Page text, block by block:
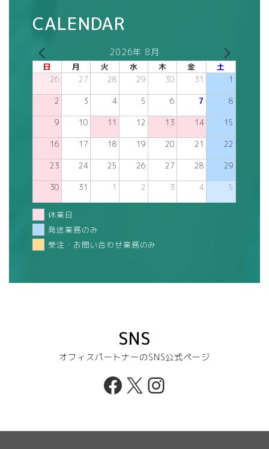
CALENDAR
2026年 8月
日 月 火 水 木 金 土
26 27 28 29 30 31 1
2 3 4 5 6 7 8
9 10 11 12 13 14 15
16 17 18 19 20 21 22
23 24 25 26 27 28 29
30 31 1 2 3 4 5
休業日
発送業務のみ
受注・お問い合わせ業務のみ
SNS
オフィスパートナーのSNS公式ページ
Facebook
X Instagram